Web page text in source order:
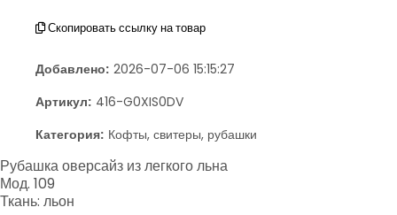
Скопировать ссылку на товар
Добавлено: 2026-07-06 15:15:27
Артикул: 416-G0XIS0DV
Категория: Кофты, свитеры, рубашки
Рубашка оверсайз из легкого льна
Мод. 109
Ткань: льон